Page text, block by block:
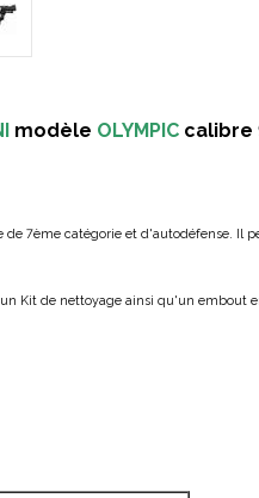
modèle OLYMPIC calibre
de 7ème catégorie et d'autodéfense. Il
Kit de nettoyage ainsi qu'un embout